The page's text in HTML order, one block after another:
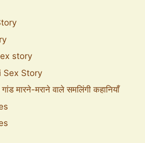
story
Sex Story
मारने-मराने वाले समलिंगी कहानियाँ